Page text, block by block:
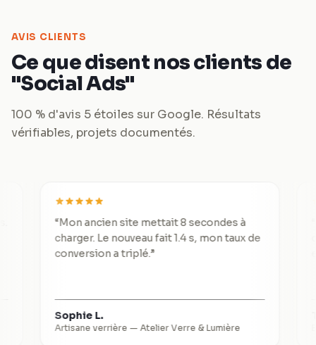
AVIS CLIENTS
Ce que disent nos clients de
"Social Ads"
100 % d'avis 5 étoiles sur Google. Résultats
vérifiables, projets documentés.
Mon ancien site mettait 8 secondes à
charger. Le nouveau fait 1.4 s, mon taux de
conversion a triplé. ”
Sophie L.
Artisane verrière—Atelier Verre & Lumière